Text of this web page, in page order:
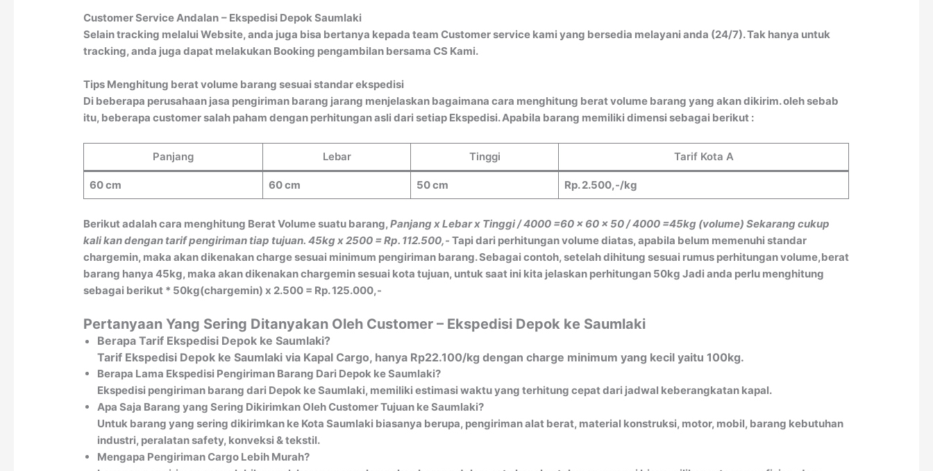
Customer Service Andalan – Ekspedisi Depok Saumlaki
Selain tracking melalui Website, anda juga bisa bertanya kepada team Customer service kami yang bersedia melayani anda (24/7). Tak hanya untuk
tracking, anda juga dapat melakukan Booking pengambilan bersama CS Kami.
Tips Menghitung berat volume barang sesuai standar ekspedisi
Di beberapa perusahaan jasa pengiriman barang jarang menjelaskan bagaimana cara menghitung berat volume barang yang akan dikirim. oleh sebab
itu, beberapa customer salah paham dengan perhitungan asli dari setiap Ekspedisi. Apabila barang memiliki dimensi sebagai berikut :
Panjang Lebar Tinggi Tarif Kota A
60 cm 60 cm 50 cm Rp. 2.500,-/kg
Berikut adalah cara menghitung Berat Volume suatu barang,Panjang x Lebar x Tinggi / 4000 =60 x 60 x 50 / 4000 =45kg (volume) Sekarang cukup
kali kan dengan tarif pengiriman tiap tujuan. 45kg x 2500 = Rp. 112.500,- Tapi dari perhitungan volume diatas, apabila belum memenuhi standar
chargemin, maka akan dikenakan charge sesuai minimum pengiriman barang. Sebagai contoh, setelah dihitung sesuai rumus perhitungan volume,berat
barang hanya 45kg, maka akan dikenakan chargemin sesuai kota tujuan, untuk saat ini kita jelaskan perhitungan 50kg Jadi anda perlu menghitung
sebagai berikut * 50kg(chargemin) x 2.500 = Rp. 125.000,-
Pertanyaan Yang Sering Ditanyakan Oleh Customer – Ekspedisi Depok ke Saumlaki
Berapa Tarif Ekspedisi Depok ke Saumlaki?
Tarif Ekspedisi Depok ke Saumlaki via Kapal Cargo, hanya Rp22.100/kg dengan charge minimum yang kecil yaitu 100kg.
Berapa Lama Ekspedisi Pengiriman Barang Dari Depok ke Saumlaki?
Ekspedisi pengiriman barang dari Depok ke Saumlaki, memiliki estimasi waktu yang terhitung cepat dari jadwal keberangkatan kapal.
Apa Saja Barang yang Sering Dikirimkan Oleh Customer Tujuan ke Saumlaki?
Untuk barang yang sering dikirimkan ke Kota Saumlaki biasanya berupa, pengiriman alat berat, material konstruksi, motor, mobil, barang kebutuhan
industri, peralatan safety, konveksi & tekstil.
Mengapa Pengiriman Cargo Lebih Murah?